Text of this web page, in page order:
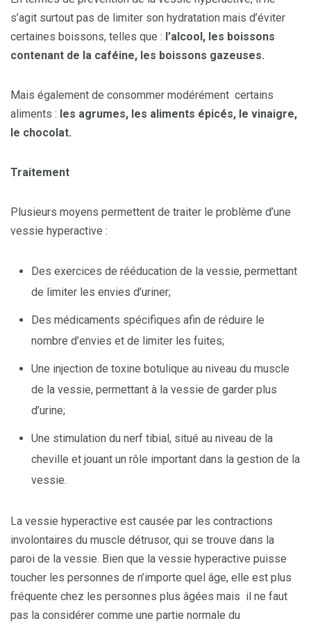
s’agit surtout pas de limiter son hydratation mais d’éviter
certaines boissons, telles que : l’alcool, les boissons
contenant de la caféine, les boissons gazeuses.
Mais également de consommer modérément certains
aliments : les agrumes, les aliments épicés, le vinaigre,
le chocolat.
Traitement
Plusieurs moyens permettent de traiter le problème d’une
vessie hyperactive :
Des exercices de rééducation de la vessie, permettant
de limiter les envies d’uriner;
Des médicaments spécifiques afin de réduire le
nombre d’envies et de limiter les fuites;
Une injection de toxine botulique au niveau du muscle
de la vessie, permettant à la vessie de garder plus
d’urine;
Une stimulation du nerf tibial, situé au niveau de la
cheville et jouant un rôle important dans la gestion de la
vessie.
La vessie hyperactive est causée par les contractions
involontaires du muscle détrusor, qui se trouve dans la
paroi de la vessie. Bien que la vessie hyperactive puisse
toucher les personnes de n’importe quel âge, elle est plus
fréquente chez les personnes plus âgées mais il ne faut
pas la considérer comme une partie normale du